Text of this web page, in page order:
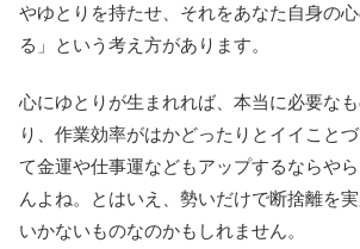
やゆとりを持たせ、それをあなた自身の
る」という考え方があります。
心にゆとりが生まれれば、本当に必要な
り、作業効率がはかどったりとイイこと
て金運や仕事運などもアップするならや
んよね。とはいえ、勢いだけで断捨離を
いかないものなのかもしれません。